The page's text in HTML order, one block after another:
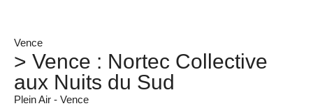
Vence
> Vence : Nortec Collective
aux Nuits du Sud
Plein Air - Vence